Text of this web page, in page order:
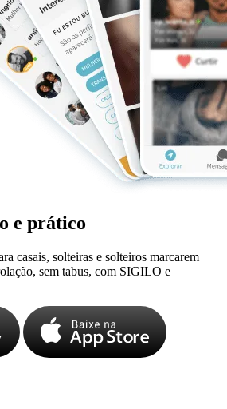
e prático
casais, solteiras e solteiros marcarem
sem tabus, com SIGILO e